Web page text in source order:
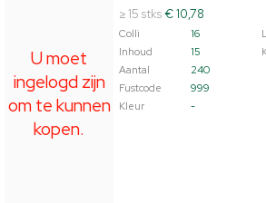
U moet
ingelogd zijn
om te kunnen
kopen.
≥ 15 stks€ 10,78
Colli 16
Inhoud
15
Aantal
240
Fustcode
999
Kleur
-
U moet ingelogd zijn om te kunnen